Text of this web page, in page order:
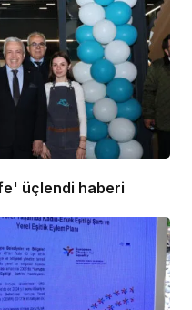
üçlendi haberi